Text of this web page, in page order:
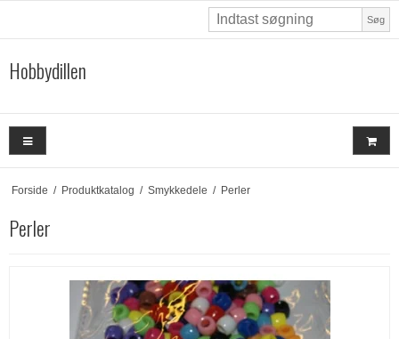
Søg
Hobbydillen
Forside / Produktkatalog / Smykkedele / Perler
Perler